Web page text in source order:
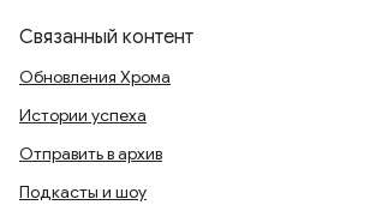
Связанный контент
Обновления Хрома
Истории успеха
Отправить в архив
Подкасты и шоу